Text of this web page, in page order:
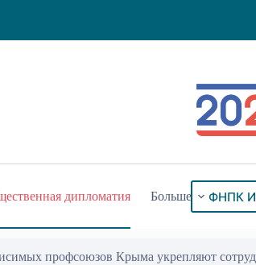
дипломатия Больше ФНПК
профсоюзов Крыма укрепляют